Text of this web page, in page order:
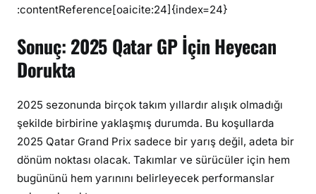
:contentReference[oaicite:24]{index=24}
Sonuç: 2025 Qatar GP İçin Heyecan
Dorukta
2025 sezonunda birçok takım yıllardır alışık olmadığı
şekilde birbirine yaklaşmış durumda. Bu koşullarda
2025 Qatar Grand Prix sadece bir yarış değil, adeta bir
dönüm noktası olacak. Takımlar ve sürücüler için hem
bugününü hem yarınını belirleyecek performanslar